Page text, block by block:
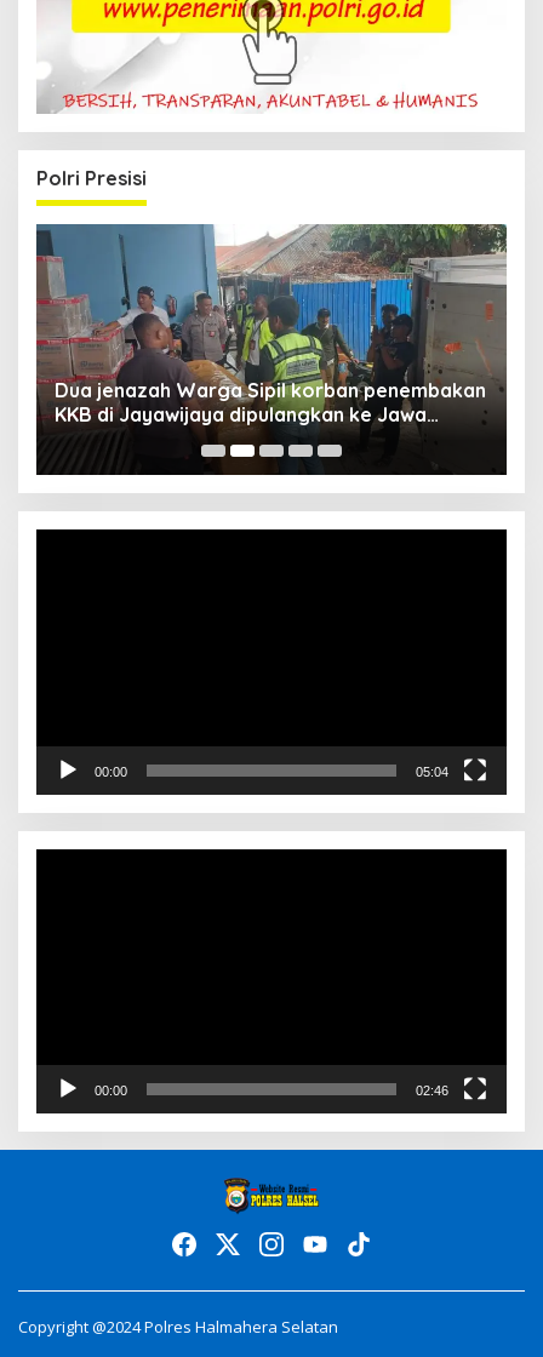
Polri Presisi
Dua jenazah Warga Sipil korban penembakan
KKB di Jayawijaya dipulangkan ke Jawa
Barat, Kaops Damai Cartenz: Kami terus buru
pelakunya
00:00 05:04
00:00 02:46
Copyright @2024 Polres Halmahera Selatan